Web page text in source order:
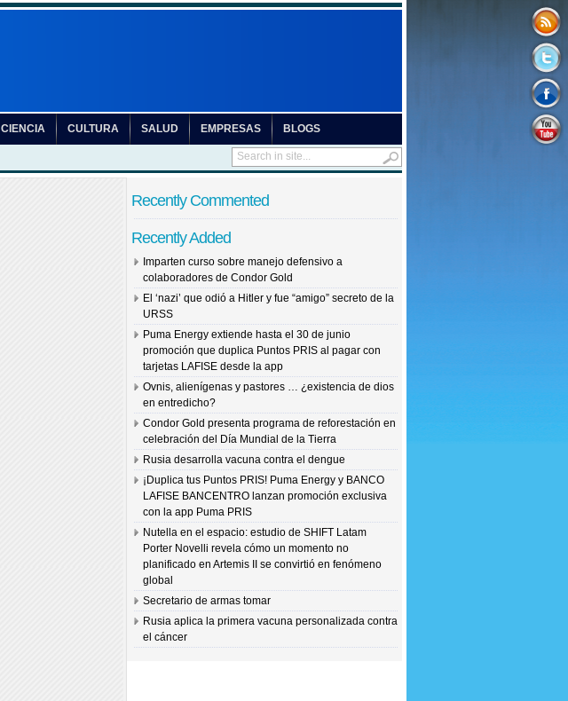
CIENCIA CULTURA SALUD EMPRESAS BLOGS
Recently Commented
Recently Added
Imparten curso sobre manejo defensivo a
colaboradores de Condor Gold
El ‘nazi’ que odió a Hitler y fue “amigo” secreto de la
URSS
Puma Energy extiende hasta el 30 de junio
promoción que duplica Puntos PRIS al pagar con
tarjetas LAFISE desde la app
Ovnis, alienígenas y pastores … ¿existencia de dios
en entredicho?
Condor Gold presenta programa de reforestación en
celebración del Día Mundial de la Tierra
Rusia desarrolla vacuna contra el dengue
¡Duplica tus Puntos PRIS! Puma Energy y BANCO
LAFISE BANCENTRO lanzan promoción exclusiva
con la app Puma PRIS
Nutella en el espacio: estudio de SHIFT Latam
Porter Novelli revela cómo un momento no
planificado en Artemis II se convirtió en fenómeno
global
Secretario de armas tomar
Rusia aplica la primera vacuna personalizada contra
el cáncer